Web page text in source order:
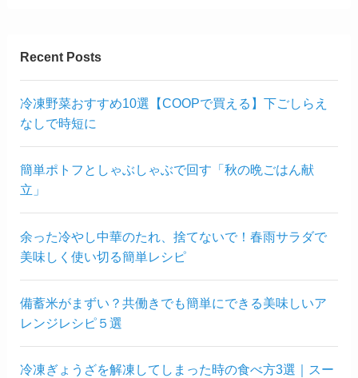
Recent Posts
冷凍野菜おすすめ10選【COOPで買える】下ごしらえ
なしで時短に
簡単ポトフとしゃぶしゃぶで回す「秋の晩ごはん献
立」
余った冷やし中華のたれ、捨てないで！春雨サラダで
美味しく使い切る簡単レシピ
備蓄米がまずい？共働きでも簡単にできる美味しいア
レンジレシピ５選
冷凍ぎょうざを解凍してしまった時の食べ方3選｜スー